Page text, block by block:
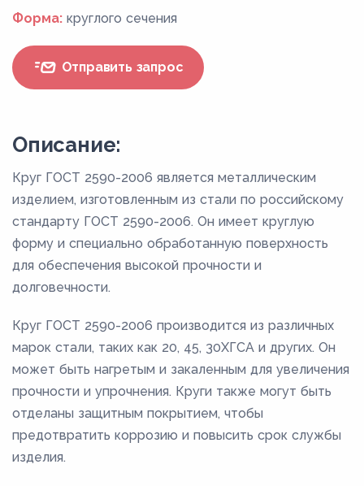
Форма: круглого сечения
Отправить запрос
Описание:
Круг ГОСТ 2590-2006 является металлическим
изделием, изготовленным из стали по российскому
стандарту ГОСТ 2590-2006. Он имеет круглую
форму и специально обработанную поверхность
для обеспечения высокой прочности и
долговечности.
Круг ГОСТ 2590-2006 производится из различных
марок стали, таких как 20, 45, 30ХГСА и других. Он
может быть нагретым и закаленным для увеличения
прочности и упрочнения. Круги также могут быть
отделаны защитным покрытием, чтобы
предотвратить коррозию и повысить срок службы
изделия.